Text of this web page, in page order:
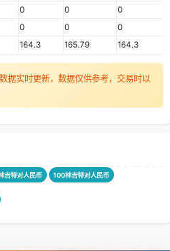
0 0
0
0 0
0
164.3 165.79 164.3
据实时更新，数据仅供参考，交易时以
吉特对人民币 100林吉特对人民币